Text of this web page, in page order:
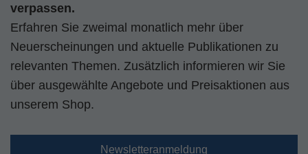
verpassen.
Erfahren Sie zweimal monatlich mehr über
Neuerscheinungen und aktuelle Publikationen zu
relevanten Themen. Zusätzlich informieren wir Sie
über ausgewählte Angebote und Preisaktionen aus
unserem Shop.
Newsletteranmeldung